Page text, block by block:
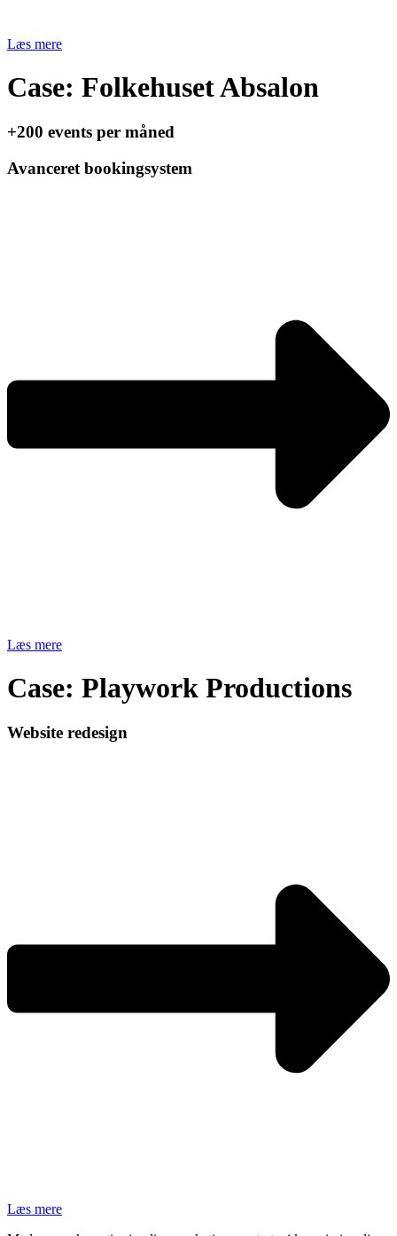
Læs mere
Case: Folkehuset Absalon
+200 events per måned
Avanceret bookingsystem
Læs mere
Case: Playwork Productions
Website redesign
Læs mere